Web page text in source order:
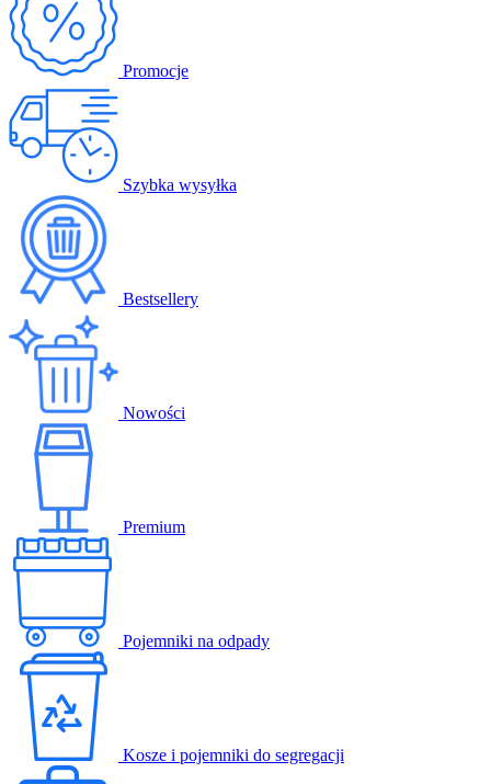
Promocje
Szybka wysyłka
Bestsellery
Nowości
Premium
Pojemniki na odpady
Kosze i pojemniki do segregacji